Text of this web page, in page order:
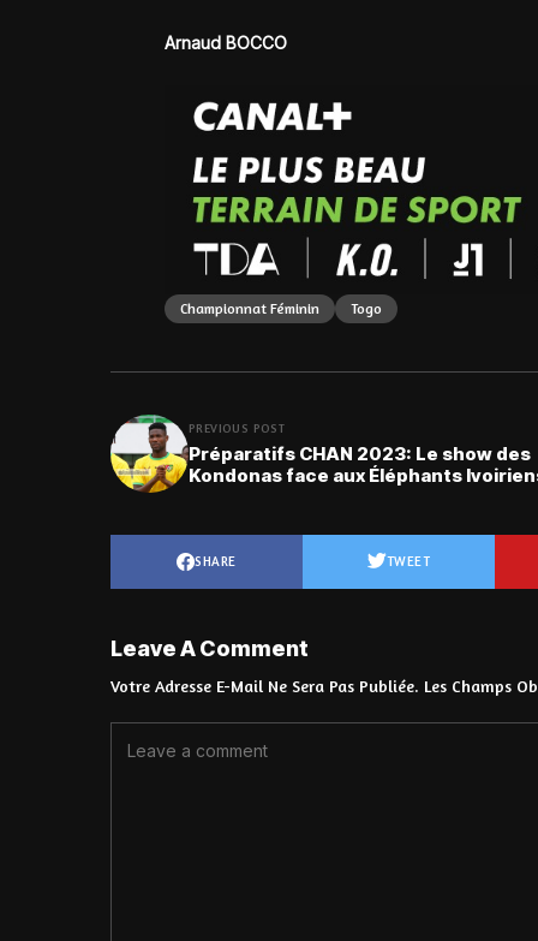
Arnaud BOCCO
Championnat Féminin Togo
PREVIOUS POST
Préparatifs CHAN 2023: Le show des
Kondonas face aux Éléphants
SHARE TWEET
Leave A Comment
Votre Adresse E-Mail Ne Sera Pas Publiée. Les Champs